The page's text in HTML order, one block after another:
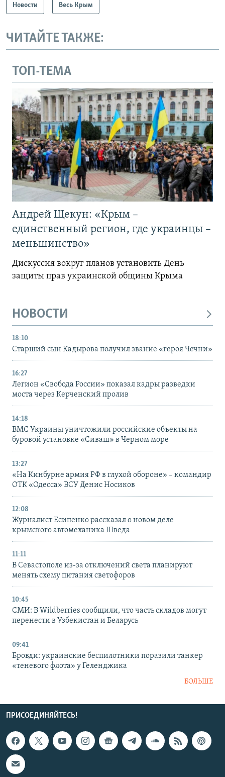
Новости Весь Крым
ЧИТАЙТЕ ТАКЖЕ:
ТОП-ТЕМА
Андрей Щекун: «Крым –
единственный регион, где украинцы –
меньшинство»
Дискуссия вокруг планов установить День
защиты прав украинской общины Крыма
НОВОСТИ
18:10
Старший сын Кадырова получил звание «героя Чечни»
16:27
Легион «Свобода России» показал кадры разведки
моста через Керченский пролив
14:18
ВМС Украины уничтожили российские объекты на
буровой установке «Сиваш» в Черном море
13:27
«На Кинбурне армия РФ в глухой обороне» – командир
ОТК «Одесса» ВСУ Денис Носиков
12:08
Журналист Есипенко рассказал о новом деле
крымского автомеханика Шведа
11:11
В Севастополе из-за отключений света планируют
менять схему питания светофоров
10:45
СМИ: В Wildberries сообщили, что часть складов могут
перенести в Узбекистан и Беларусь
09:41
Бровди: украинские беспилотники поразили танкер
«теневого флота» у Геленджика
БОЛЬШЕ
ПРИСОЕДИНЯЙТЕСЬ!